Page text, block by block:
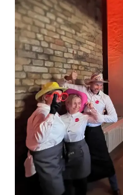
Neaizmirstamu
atmiņu
radītājs